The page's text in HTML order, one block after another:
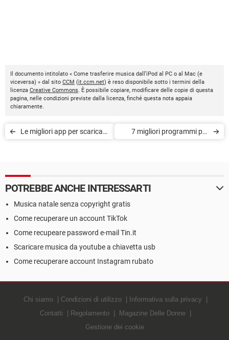
Il documento intitolato « Come trasferire musica dall’iPod al PC o al Mac (e
viceversa) » dal sito CCM (it.ccm.net) è reso disponibile sotto i termini della
licenza Creative Commons. È possibile copiare, modificare delle copie di questa
pagina, nelle condizioni previste dalla licenza, finché questa nota appaia
chiaramente.
Le migliori app per scaricare
7 migliori programmi per
POTREBBE ANCHE INTERESSARTI
Musica natale senza copyright gratis
Come recuperare un account TikTok
Come recupeare password e-mail Tin.it
Scaricare musica da youtube a chiavetta usb
Come recuperare account Instagram rubato
Chi siamo Condizioni di utilizzo
Informativa sulla privacy
Contatti
Regolamento
Magazine Delle Donne
Gestione dei cookie